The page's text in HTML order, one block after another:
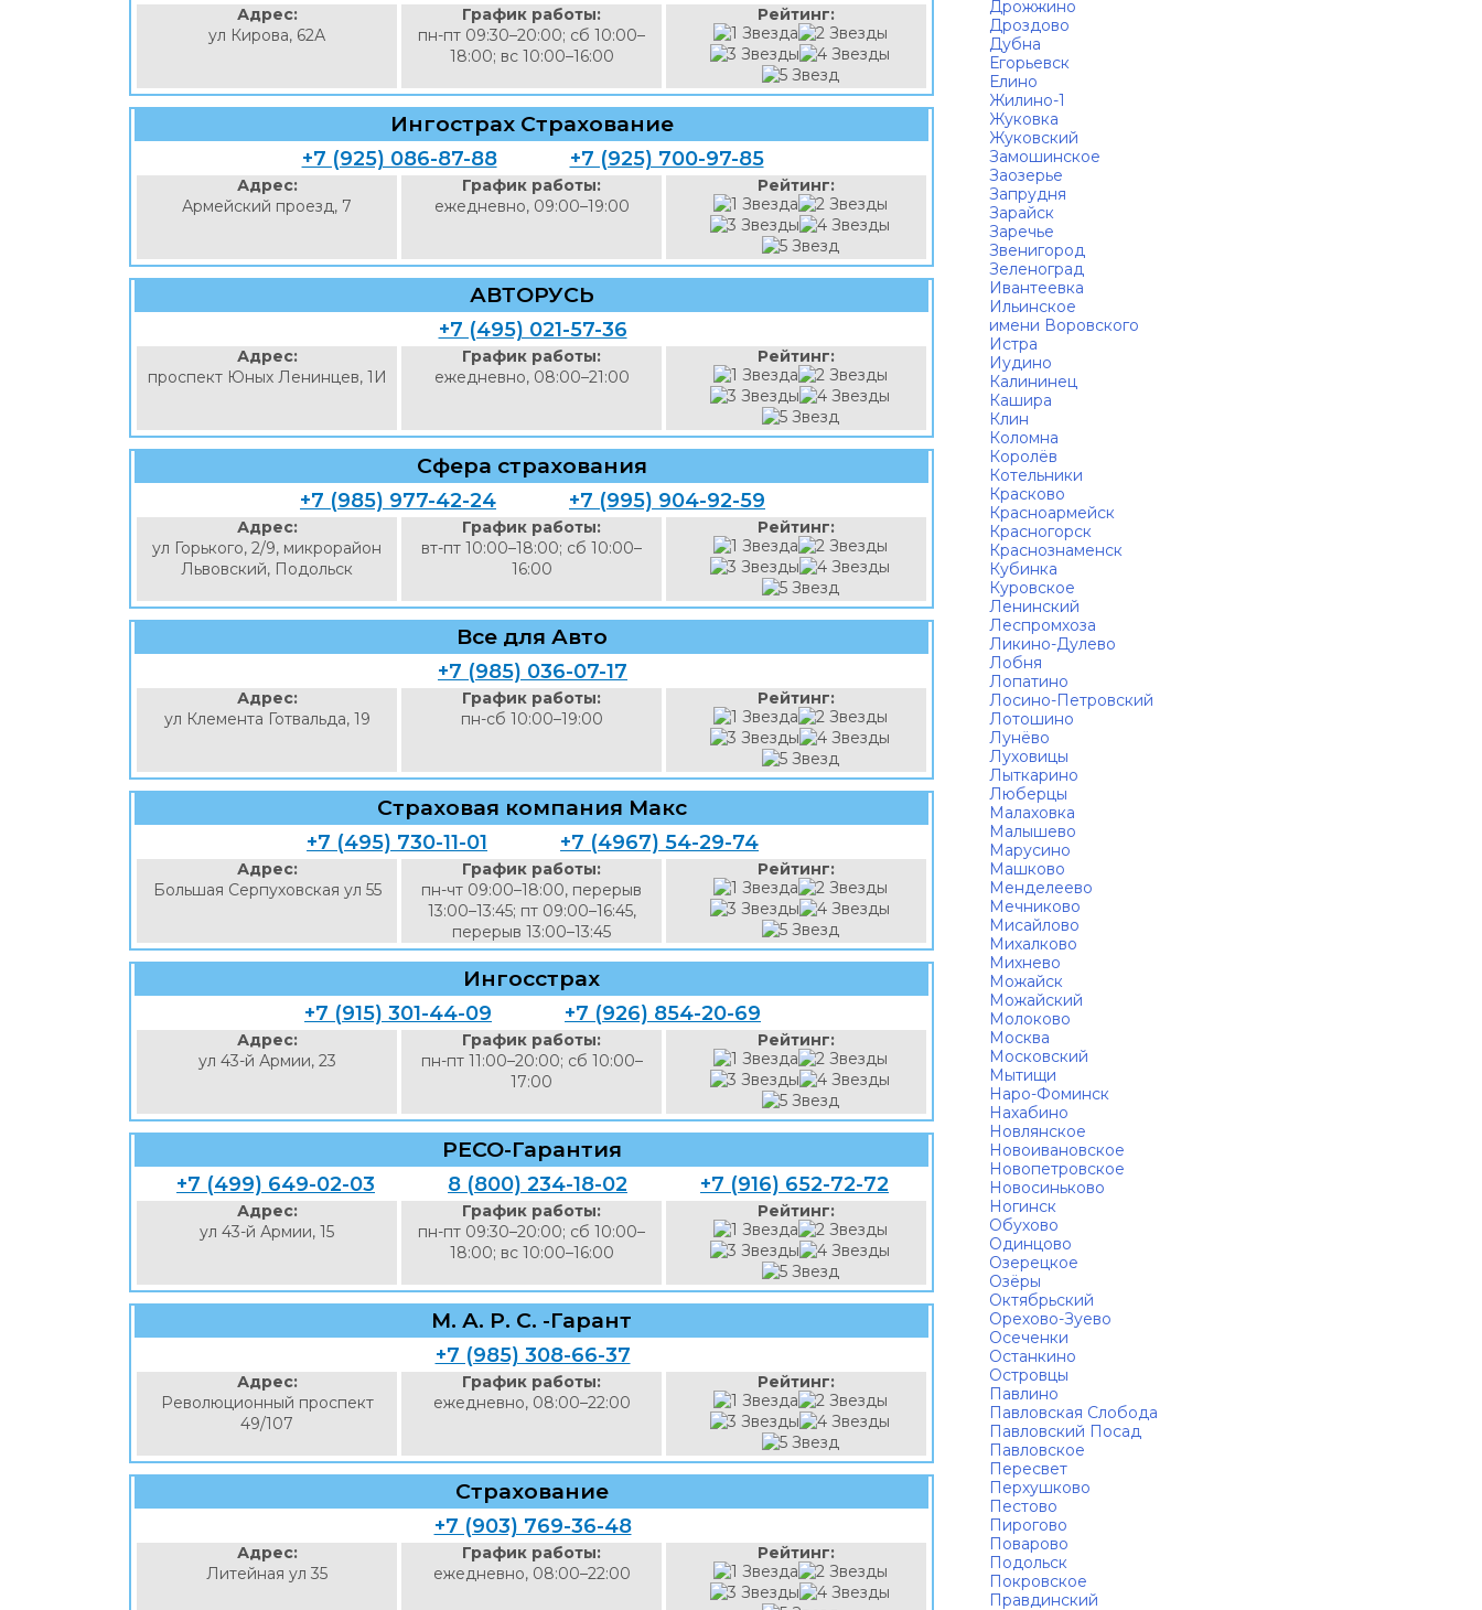
Адрес:
ул Кирова, 62А
График работы:
пн-пт 09:30–20:00; сб 10:00–
18:00; вс 10:00–16:00
Рейтинг:
Ингострах Страхование
+7 (925) 086-87-88 +7 (925) 700-97-85
Адрес:
Армейский проезд, 7
График работы:
ежедневно, 09:00–19:00
Рейтинг:
АВТОРУСЬ
+7 (495) 021-57-36
Адрес:
проспект Юных Ленинцев, 1И
График работы:
ежедневно, 08:00–21:00
Рейтинг:
Сфера страхования
+7 (985) 977-42-24 +7 (995) 904-92-59
Адрес:
ул Горького, 2/9, микрорайон
Львовский, Подольск
График работы:
вт-пт 10:00–18:00; сб 10:00–
16:00
Рейтинг:
Все для Авто
+7 (985) 036-07-17
Адрес:
ул Клемента Готвальда, 19
График работы:
пн-сб 10:00–19:00
Рейтинг:
Страховая компания Макс
+7 (495) 730-11-01 +7 (4967) 54-29-74
Адрес:
Большая Серпуховская ул 55
График работы:
пн-чт 09:00–18:00, перерыв
13:00–13:45; пт 09:00–16:45,
перерыв 13:00–13:45
Рейтинг:
Ингосстрах
+7 (915) 301-44-09 +7 (926) 854-20-69
Адрес:
ул 43-й Армии, 23
График работы:
пн-пт 11:00–20:00; сб 10:00–
17:00
Рейтинг:
РЕСО-Гарантия
+7 (499) 649-02-03 8 (800) 234-18-02 +7 (916) 652-72-72
Адрес:
ул 43-й Армии, 15
График работы:
пн-пт 09:30–20:00; сб 10:00–
18:00; вс 10:00–16:00
Рейтинг:
М. А. Р. С. -Гарант
+7 (985) 308-66-37
Адрес:
Революционный проспект
49/107
График работы:
ежедневно, 08:00–22:00
Рейтинг:
Страхование
+7 (903) 769-36-48
Адрес:
Литейная ул 35
График работы:
ежедневно, 08:00–22:00
Рейтинг:
Дрожжино
Дроздово
Дубна
Егорьевск
Елино
Жилино-1
Жуковка
Жуковский
Замошинское
Заозерье
Запрудня
Зарайск
Заречье
Звенигород
Зеленоград
Ивантеевка
Ильинское
имени Воровского
Истра
Иудино
Калининец
Кашира
Клин
Коломна
Королёв
Котельники
Красково
Красноармейск
Красногорск
Краснознаменск
Кубинка
Куровское
Ленинский
Леспромхоза
Ликино-Дулево
Лобня
Лопатино
Лосино-Петровский
Лотошино
Лунёво
Луховицы
Лыткарино
Люберцы
Малаховка
Малышево
Марусино
Машково
Менделеево
Мечниково
Мисайлово
Михалково
Михнево
Можайск
Можайский
Молоково
Москва
Московский
Мытищи
Наро-Фоминск
Нахабино
Новлянское
Новоивановское
Новопетровское
Новосиньково
Ногинск
Обухово
Одинцово
Озерецкое
Озёры
Октябрьский
Орехово-Зуево
Осеченки
Останкино
Островцы
Павлино
Павловская Слобода
Павловский Посад
Павловское
Пересвет
Перхушково
Пестово
Пирогово
Поварово
Подольск
Покровское
Правдинский